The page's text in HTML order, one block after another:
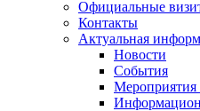
Официальные
Контакты
Актуальная
Новости
События
Мероприятия